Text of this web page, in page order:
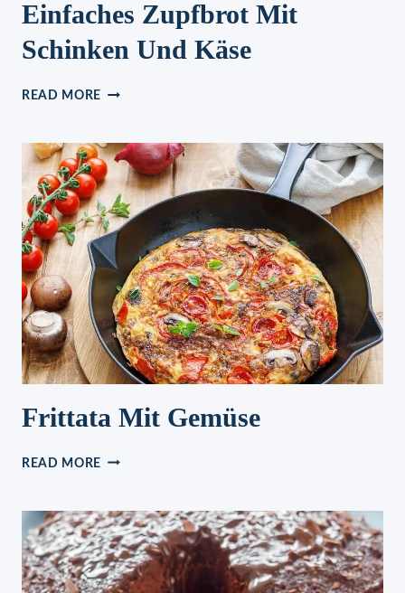
Einfaches Zupfbrot Mit
Schinken Und Käse
READ MORE EINFACHES
SCHINKEN
UND
KÄSE
Frittata Mit Gemüse
READ MORE FRITTATA